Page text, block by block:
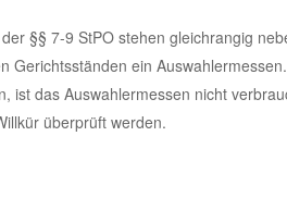
§§ 7-9 StPO stehen gleichrangig
Gerichtsständen ein
ist das Auswahlermessen nicht
überprüft werden.